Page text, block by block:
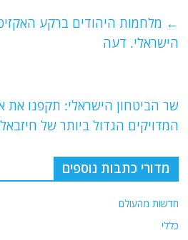
s
A
g
ra
l
er
e
k
← מלחמות היהודים ברקע
הישראלי. דעה
שר הביטחון הישראלי: תקפנו את
המדויקים הגדול ביותר של
מדורי כתבות נוספים
חדשות מהעולם
כללי